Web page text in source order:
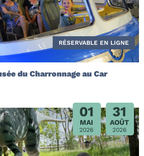
du Charronnage au Car
RÉSERVABLE EN LIGNE
01
MAI
2026
31
AOÛT
2026